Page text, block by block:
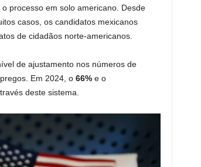
processo em solo americano. Desde
casos, os candidatos mexicanos
de cidadãos norte-americanos.
de ajustamento nos números de
Em 2024, o 66%e o
deste sistema.